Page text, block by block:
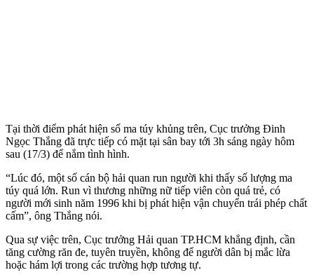
Tại thời điểm phát hiện số m‌a tú‌y khủng trên, Cục trưởng Đinh
Ngọc Thắng đã trực tiếp có mặt tại sân bay tới 3h sáng ngày hôm
sau (17/3) để nắm tình hình.
“Lúc đó, một số cán bộ hải quan run người khi thấy số lượng m‌a
tú‌y quá lớn. Run vì thương những nữ tiế‌p viê‌n còn quá trẻ, có
người mới sinh năm 1996 khi bị phát hiện vận chuyển trái phép chất
cấm”, ông Thắng nói.
Qua sự việc trên, Cục trưởng Hải quan TP.HCM khẳng định, cần
tăng cường răn đe, tuyên truyền, không để người dân bị mắc lừa
hoặc hám lợi trong các trường hợp tương tự.